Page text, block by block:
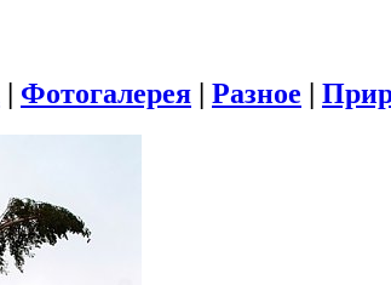
| Фотогалерея | Разное |